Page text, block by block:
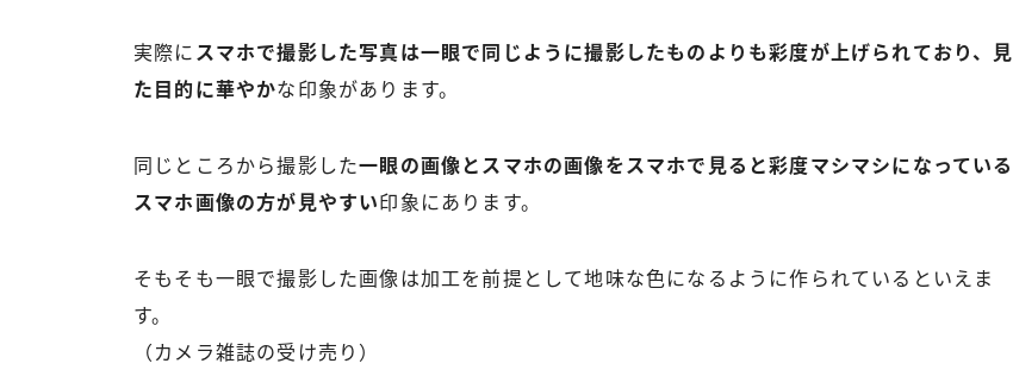
実際に スマホで撮影した写真は一眼で同じように撮影したものよりも彩度が上げられており、見
た目的に華やかな印象があります。
同じところから撮影した一眼の画像とスマホの画像をスマホで見ると彩度マシマシになっている
スマホ画像の方が見やすい 印象にあります。
そもそも一眼で撮影した画像は加工を前提として地味な色になるように作られているといえま
す。
（カメラ雑誌の受け売り）